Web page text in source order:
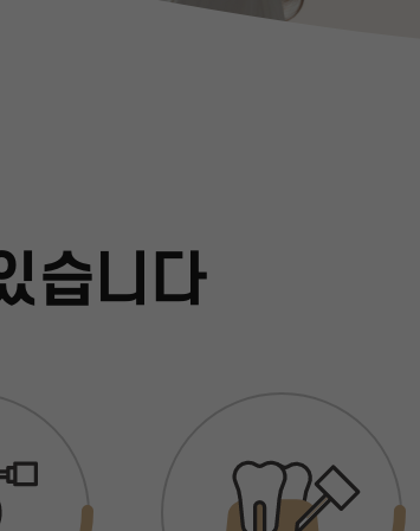
습니다